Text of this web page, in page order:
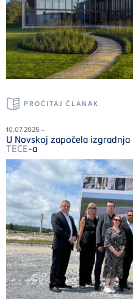
PROČITAJ ČLANAK
10.07.2025 –
U Novskoj započela
TECE-a